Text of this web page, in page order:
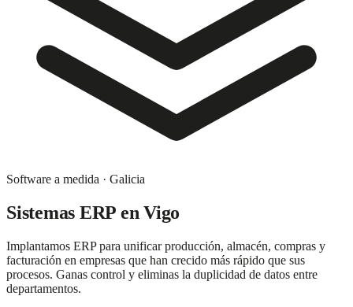
Software a medida · Galicia
Sistemas ERP enVigo
Implantamos ERP para unificar producción, almacén, compras y
facturación en empresas que han crecido más rápido que sus
procesos. Ganas control y eliminas la duplicidad de datos entre
departamentos.